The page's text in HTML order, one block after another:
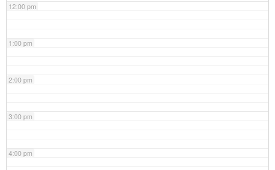
12:00 pm
1:00 pm
2:00 pm
3:00 pm
4:00 pm